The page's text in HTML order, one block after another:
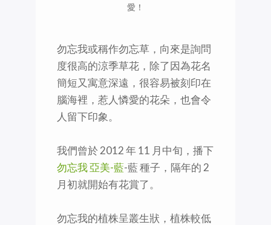
愛！
勿忘我或稱作勿忘草，向來是詢問
度很高的涼季草花，除了因為花名
簡短又寓意深遠，很容易被刻印在
腦海裡，惹人憐愛的花朵，也會令
人留下印象。
我們曾於 2012 年 11 月中旬，播下
勿忘我 亞美-藍-藍 種子，隔年的 2
月初就開始有花賞了。
勿忘我的植株呈叢生狀，植株較低